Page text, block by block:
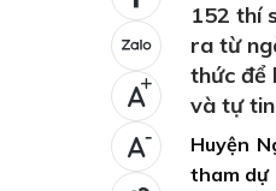
+
-
152 thí
ra từ
thức để
và tự
Huyện
tham dự